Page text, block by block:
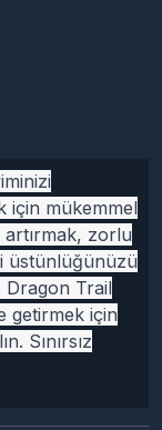
için mükemmel
artırmak, zorlu
üstünlüğünüzü
Dragon Trail
getirmek için
Sınırsız